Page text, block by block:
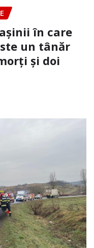
în care
un tânăr
și doi